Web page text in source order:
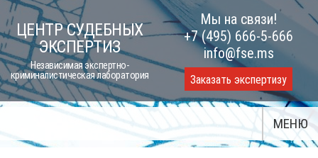
Skip
to
content
ЦЕНТР СУДЕБНЫХ
ЭКСПЕРТИЗ
Независимая экспертно-
криминалистическая лаборатория
Мы на связи!
+7 (495) 666-5-666
info@fse.ms
Заказать экспертизу
МЕНЮ